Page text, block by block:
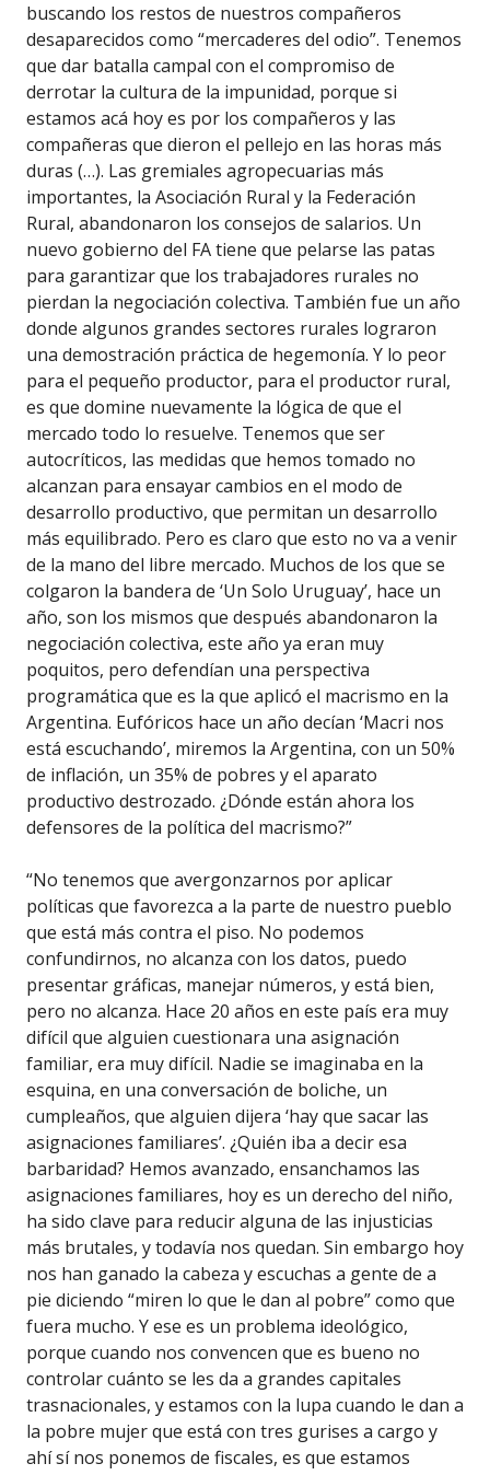
buscando los restos de nuestros compañeros
desaparecidos como “mercaderes del odio”. Tenemos
que dar batalla campal con el compromiso de
derrotar la cultura de la impunidad, porque si
estamos acá hoy es por los compañeros y las
compañeras que dieron el pellejo en las horas más
duras (…). Las gremiales agropecuarias más
importantes, la Asociación Rural y la Federación
Rural, abandonaron los consejos de salarios. Un
nuevo gobierno del FA tiene que pelarse las patas
para garantizar que los trabajadores rurales no
pierdan la negociación colectiva. También fue un año
donde algunos grandes sectores rurales lograron
una demostración práctica de hegemonía. Y lo peor
para el pequeño productor, para el productor rural,
es que domine nuevamente la lógica de que el
mercado todo lo resuelve. Tenemos que ser
autocríticos, las medidas que hemos tomado no
alcanzan para ensayar cambios en el modo de
desarrollo productivo, que permitan un desarrollo
más equilibrado. Pero es claro que esto no va a venir
de la mano del libre mercado. Muchos de los que se
colgaron la bandera de ‘Un Solo Uruguay’, hace un
año, son los mismos que después abandonaron la
negociación colectiva, este año ya eran muy
poquitos, pero defendían una perspectiva
programática que es la que aplicó el macrismo en la
Argentina. Eufóricos hace un año decían ‘Macri nos
está escuchando’, miremos la Argentina, con un 50%
de inflación, un 35% de pobres y el aparato
productivo destrozado. ¿Dónde están ahora los
defensores de la política del macrismo?”
“No tenemos que avergonzarnos por aplicar
políticas que favorezca a la parte de nuestro pueblo
que está más contra el piso. No podemos
confundirnos, no alcanza con los datos, puedo
presentar gráficas, manejar números, y está bien,
pero no alcanza. Hace 20 años en este país era muy
difícil que alguien cuestionara una asignación
familiar, era muy difícil. Nadie se imaginaba en la
esquina, en una conversación de boliche, un
cumpleaños, que alguien dijera ‘hay que sacar las
asignaciones familiares’. ¿Quién iba a decir esa
barbaridad? Hemos avanzado, ensanchamos las
asignaciones familiares, hoy es un derecho del niño,
ha sido clave para reducir alguna de las injusticias
más brutales, y todavía nos quedan. Sin embargo hoy
nos han ganado la cabeza y escuchas a gente de a
pie diciendo “miren lo que le dan al pobre” como que
fuera mucho. Y ese es un problema ideológico,
porque cuando nos convencen que es bueno no
controlar cuánto se les da a grandes capitales
trasnacionales, y estamos con la lupa cuando le dan a
la pobre mujer que está con tres gurises a cargo y
ahí sí nos ponemos de fiscales, es que estamos